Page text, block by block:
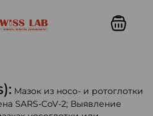
Мазок из носо- и ротоглотки
SARS-CoV-2; Выявление